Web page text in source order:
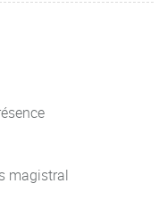
magistral